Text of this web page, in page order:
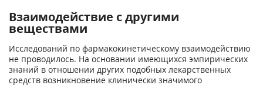
Взаимодействие с другими
веществами
Исследований по фармакокинетическому взаимодействию
не проводилось. На основании имеющихся эмпирических
знаний в отношении других подобных лекарственных
средств возникновение клинически значимого